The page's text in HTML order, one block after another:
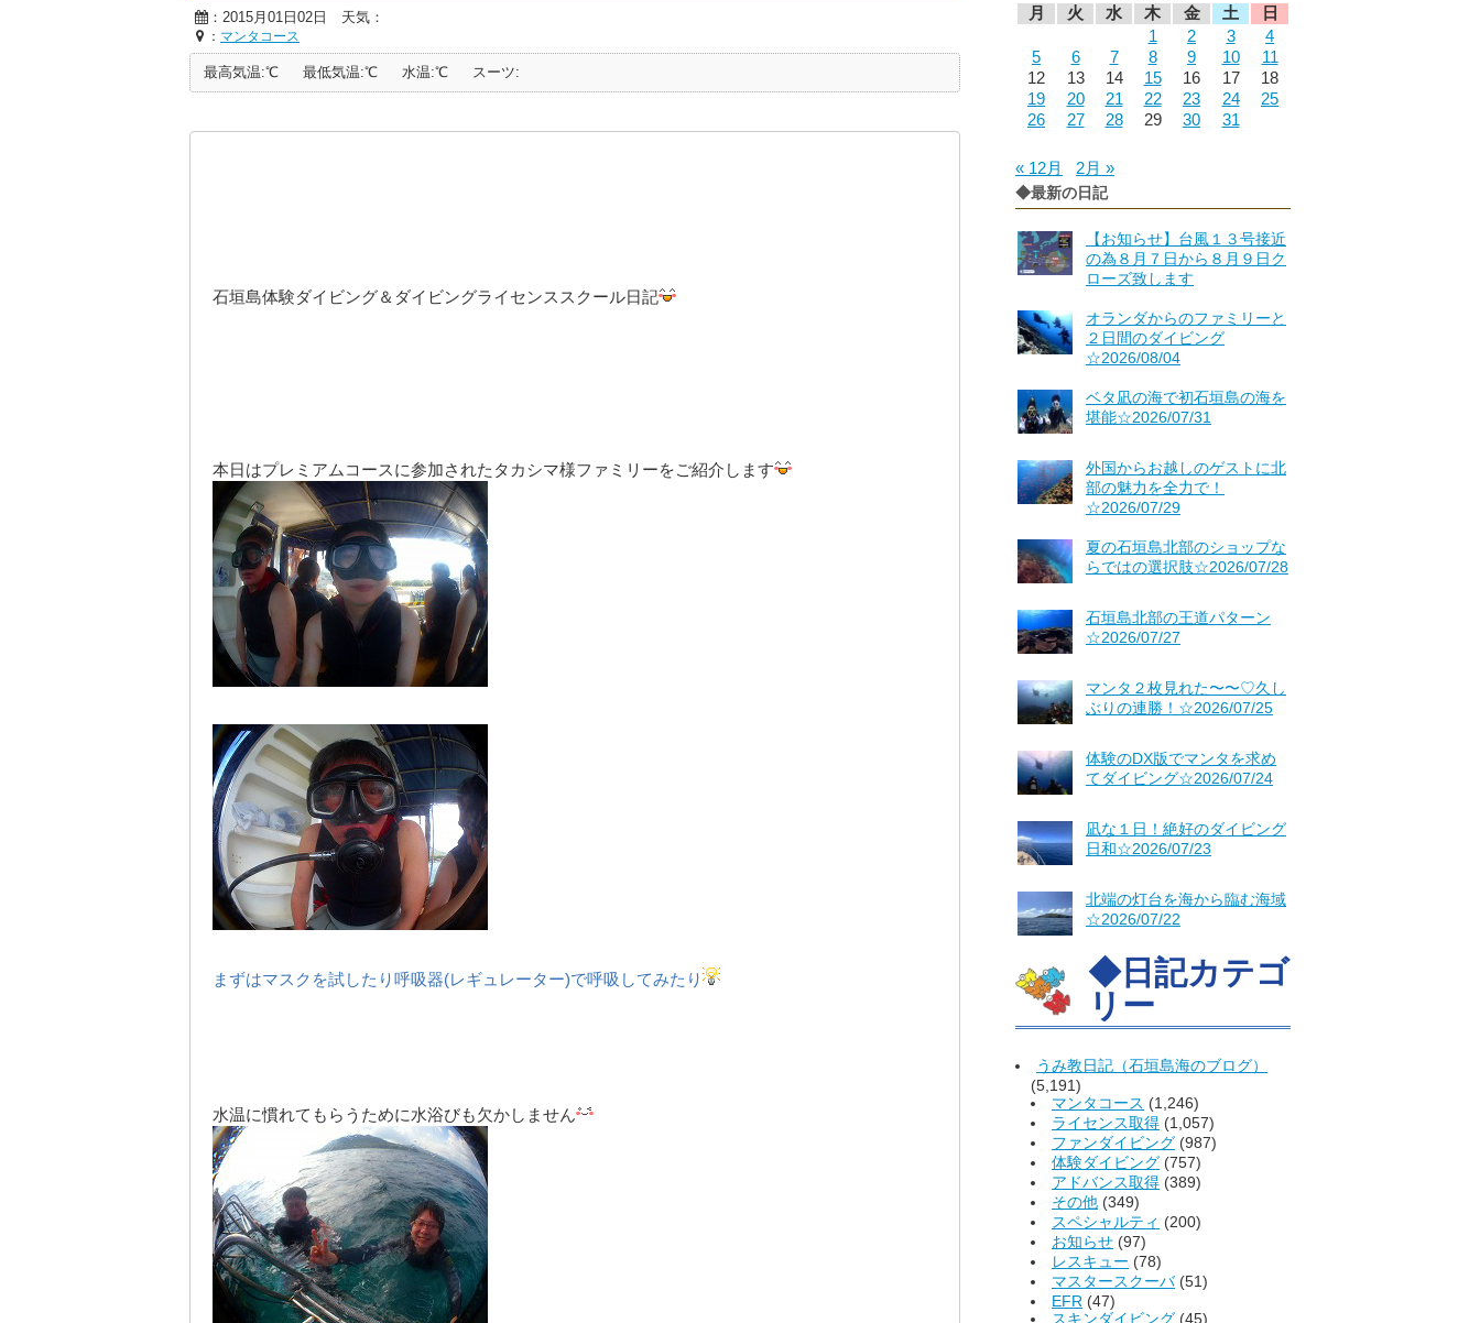
月
火 水 木 金 土
日
1
2 3
4
5
6 7 8 9 10
11
12
13 14 15 16 17
18
19
20 21 22 23 24
25
26
27 28 29 30 31
« 12月 2月 »
◆最新の日記
【お知らせ】台風１３号接近
の為８月７日から８月９日ク
ローズ致します
オランダからのファミリーと
２日間のダイビング
☆2026/08/04
ベタ凪の海で初石垣島の海を
堪能☆2026/07/31
外国からお越しのゲストに北
部の魅力を全力で！
☆2026/07/29
夏の石垣島北部のショップな
らではの選択肢☆2026/07/28
石垣島北部の王道パターン
☆2026/07/27
マンタ２枚見れた〜〜♡久し
ぶりの連勝！☆2026/07/25
体験のDX版でマンタを求め
てダイビング☆2026/07/24
凪な１日！絶好のダイビング
日和☆2026/07/23
北端の灯台を海から臨む海域
☆2026/07/22
◆日記カテゴ
リー
うみ教日記（石垣島海のブログ）
(5,191)
マンタコース (1,246)
ライセンス取得 (1,057)
ファンダイビング (987)
体験ダイビング (757)
アドバンス取得 (389)
その他 (349)
スペシャルティ (200)
お知らせ (97)
レスキュー (78)
マスタースクーバ(51)
EFR (47)
スキンダイビング (45)
：2015月01日02日 天気：
： マンタコース
最高気温:℃ 最低気温:℃ 水温:℃ スーツ:
石垣島体験ダイビング＆ダイビングライセンススクール日記
本日はプレミアムコースに参加されたタカシマ様ファミリーをご紹介します
まずはマスクを試したり呼吸器(レギュレーター)で呼吸してみたり
水温に慣れてもらうために水浴びも欠かしません